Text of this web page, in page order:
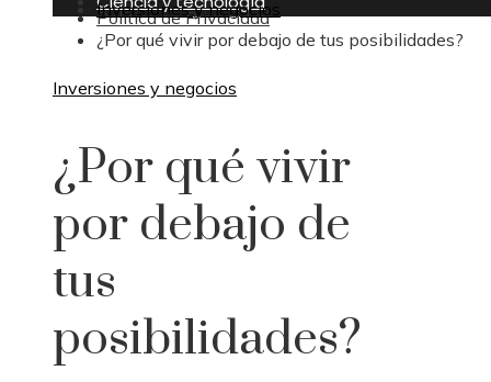
Política de Privacidad
Inversiones y negocios
¿Por qué vivir por debajo de tus posibilidades?
Inversiones y negocios
¿Por qué vivir
por debajo de
tus
posibilidades?